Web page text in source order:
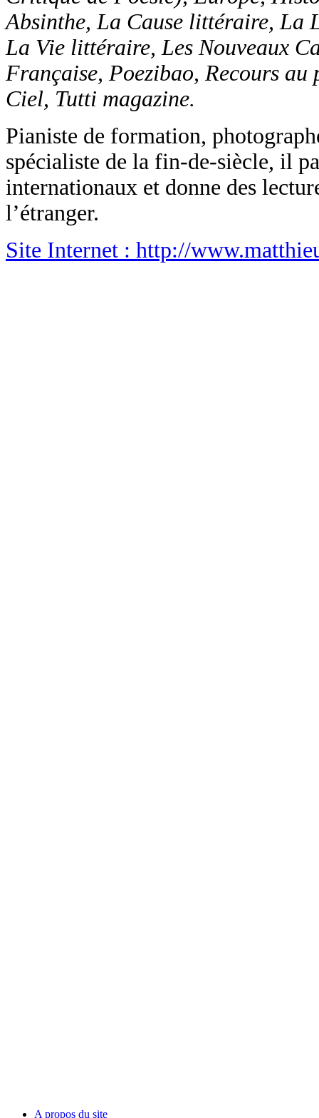
Absinthe, La Cause littéraire,
La Vie littéraire, Les Nouveaux
Française, Poezibao, Recours au
Ciel, Tutti magazine.
Pianiste de formation,
spécialiste de la fin-de-siècle, il
internationaux et donne des
l’étranger.
Site Internet : http://
A propos du site